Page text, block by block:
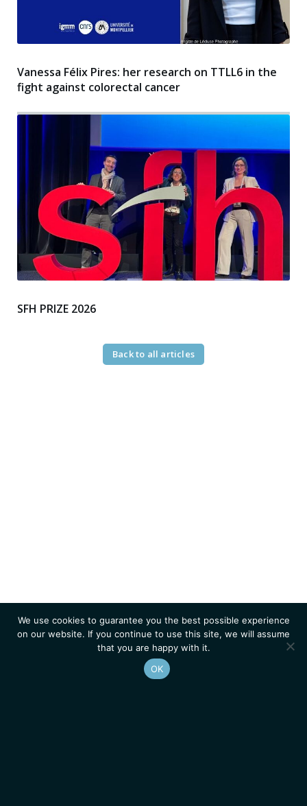
Vanessa Félix Pires: her research on TTLL6 in the
fight against colorectal cancer
SFH PRIZE 2026
Back to all articles
We use cookies to guarantee you the best possible experience
on our website. If you continue to use this site, we will assume
that you are happy with it.
OK